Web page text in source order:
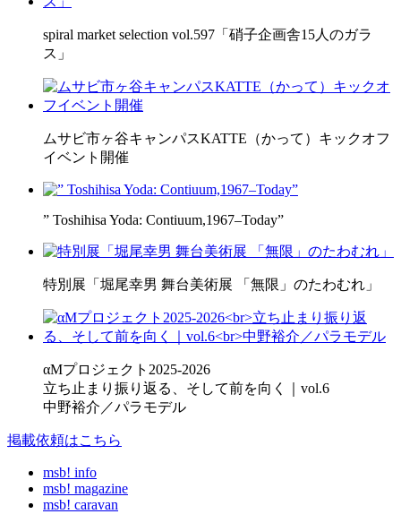
spiral market selection vol.597「硝子企画舎15人のガラ
ス」
ムサビ市ヶ谷キャンパスKATTE（かって）キックオフ
イベント開催
” Toshihisa Yoda: Contiuum,1967–Today”
特別展「堀尾幸男 舞台美術展 「無限」のたわむれ」
αMプロジェクト2025-2026
立ち止まり振り返る、そして前を向く｜vol.6
中野裕介／パラモデル
掲載依頼はこちら
msb! info
msb! magazine
msb! caravan